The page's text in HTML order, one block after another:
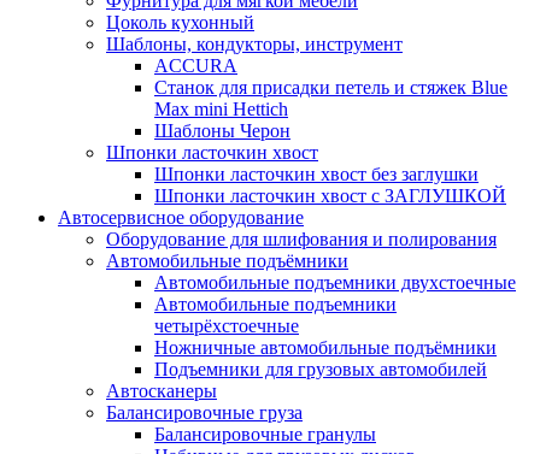
Цоколь кухонный
Шаблоны, кондукторы, инструмент
ACCURA
Станок для присадки петель и стяжек Blue
Max mini Hettich
Шаблоны Черон
Шпонки ласточкин хвост
Шпонки ласточкин хвост без заглушки
Шпонки ласточкин хвост с ЗАГЛУШКОЙ
Автосервисное оборудование
Оборудование для шлифования и полирования
Автомобильные подъёмники
Автомобильные подъемники двухстоечные
Автомобильные подъемники
четырёхстоечные
Ножничные автомобильные подъёмники
Подъемники для грузовых автомобилей
Автосканеры
Балансировочные груза
Балансировочные гранулы